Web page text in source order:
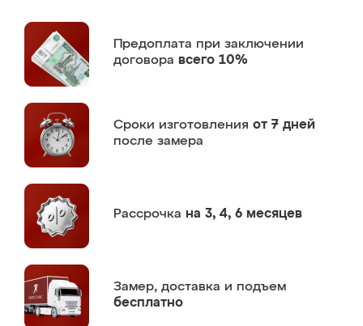
Предоплата при заключении
договора всего 10%
Сроки изготовления от 7 дней
после замера
Рассрочка на 3, 4, 6 месяцев
Замер, доставка и подъем
бесплатно